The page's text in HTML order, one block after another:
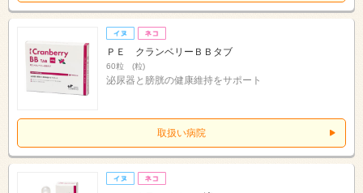
ＰＥ クランベリーＢＢタブ
60粒 (粒)
泌尿器と膀胱の健康維持をサポート
取扱い病院